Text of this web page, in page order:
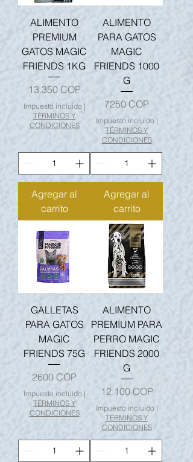
ALIMENTO
PREMIUM
GATOS MAGIC
FRIENDS 1KG
Precio
13.350 COP
Impuesto incluido |
TÉRMINOS Y
CONDICIONES
Agregar al
carrito
ALIMENTO
PARA GATOS
MAGIC
FRIENDS 1000
G
Precio
7250 COP
Impuesto incluido |
TÉRMINOS Y
CONDICIONES
Agregar al
carrito
GALLETAS
PARA GATOS
MAGIC
FRIENDS 75G
Precio
2600 COP
Impuesto incluido |
TÉRMINOS Y
CONDICIONES
ALIMENTO
PREMIUM PARA
PERRO MAGIC
FRIENDS 2000
G
Precio
12.100 COP
Impuesto incluido |
TÉRMINOS Y
CONDICIONES